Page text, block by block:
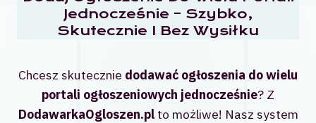
Jednocześnie – Szybko,
Skutecznie I Bez Wysiłku
Chcesz skutecznie dodawać ogłoszenia do wielu
portali ogłoszeniowych jednocześnie? Z
DodawarkaOgloszen.plto możliwe! Nasz system